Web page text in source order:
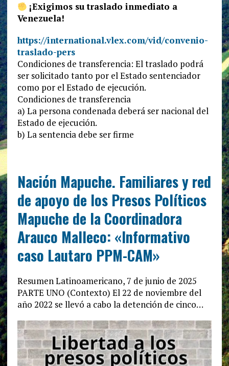
¡Exigimos su traslado inmediato a
Venezuela!
https://international.vlex.com/vid/convenio-
traslado-pers
Condiciones de transferencia: El traslado podrá
ser solicitado tanto por el Estado sentenciador
como por el Estado de ejecución.
Condiciones de transferencia
a) La persona condenada deberá ser nacional del
Estado de ejecución.
b) La sentencia debe ser firme
Nación Mapuche. Familiares y red
de apoyo de los Presos Políticos
Mapuche de la Coordinadora
Arauco Malleco: «Informativo
caso Lautaro PPM-CAM»
Resumen Latinoamericano, 7 de junio de 2025
PARTE UNO (Contexto) El 22 de noviembre del
año 2022 se llevó a cabo la detención de cinco…